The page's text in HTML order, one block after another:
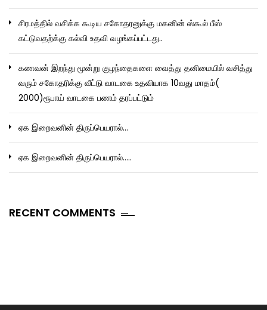
சிரமத்தில் வசிக்க கூடிய சகோதரனுக்கு மகனின் ஸ்கூல் பீஸ்
கட்டுவதற்க்கு கல்வி உதவி வழங்கப்பட்டது..
கணவன் இறந்து மூன்று குழந்தைகளை வைத்து தனிமையில் வசித்து
வரும் சகோதரிக்கு வீட்டு வாடகை உதவியாக 10வது மாதம்(
2000)ரூபாய் வாடகை பணம் தரப்பட்டும்
ஏக இறைவனின் திருப்பெயரால்…
ஏக இறைவனின் திருப்பெயரால்…..
RECENT COMMENTS